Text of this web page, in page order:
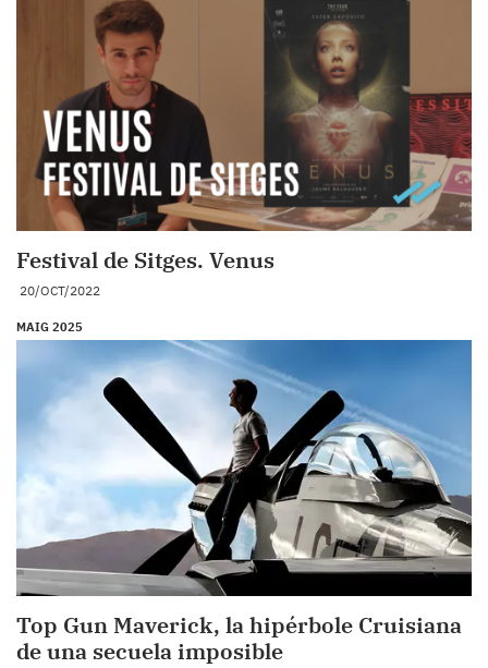
Festival de Sitges. Venus
20/OCT/2022
MAIG 2025
Top Gun Maverick, la hipérbole Cruisiana
de una secuela imposible